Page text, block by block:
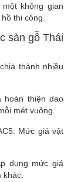
không gian
thi công.
sàn gỗ Thái
thành nhiều
hoàn thiện dao
mét vuông.
Mức giá vật
dụng mức giá
khác.